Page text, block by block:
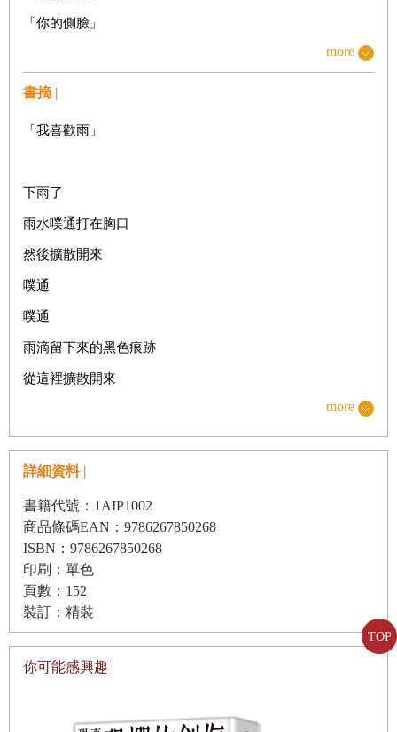
TOP
「你的側臉」
「那一夜」
「腳踏車之夜」
「現在啊 硬要說的話，我沒有喜歡你啦」
「喜歡與討厭」
「黎明」
「在未來」
more
書摘 |
「我喜歡雨」
下雨了
雨水噗通打在胸口
然後擴散開來
噗通
噗通
雨滴留下來的黑色痕跡
從這裡擴散開來
擴散開來
雨
非常
溫柔
雨
變得柔軟
more
詳細資料 |
書籍代號：1AIP1002
商品條碼EAN：9786267850268
ISBN：9786267850268
印刷：單色
頁數：152
裝訂：精裝
你可能感興趣 |